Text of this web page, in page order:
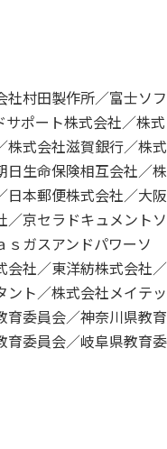
社村田製作所／富士ソフ
サポート株式会社／株式
株式会社滋賀銀行／株式
日生命保険相互会社／株
日本郵便株式会社／大阪
／京セラドキュメントソ
ｓガスアンドパワーソ
会社／東洋紡株式会社／
ト／株式会社メイテッ
育委員会／神奈川県教育
育委員会／岐阜県教育委